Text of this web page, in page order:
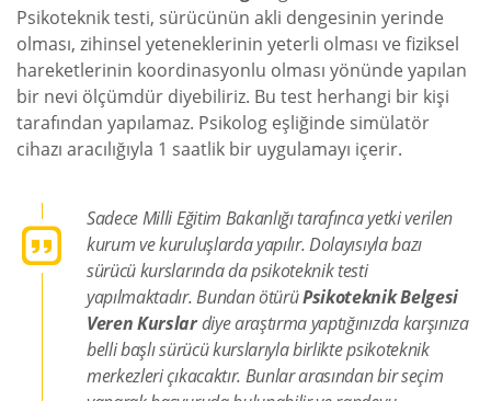
Psikoteknik testi, sürücünün akli dengesinin yerinde
olması, zihinsel yeteneklerinin yeterli olması ve fiziksel
hareketlerinin koordinasyonlu olması yönünde yapılan
bir nevi ölçümdür diyebiliriz. Bu test herhangi bir kişi
tarafından yapılamaz. Psikolog eşliğinde simülatör
cihazı aracılığıyla 1 saatlik bir uygulamayı içerir.
Sadece Milli Eğitim Bakanlığı tarafınca yetki verilen
kurum ve kuruluşlarda yapılır. Dolayısıyla bazı
sürücü kurslarında da psikoteknik testi
yapılmaktadır. Bundan ötürüPsikoteknik Belgesi
Veren Kurslardiye araştırma yaptığınızda karşınıza
belli başlı sürücü kurslarıyla birlikte psikoteknik
merkezleri çıkacaktır. Bunlar arasından bir seçim